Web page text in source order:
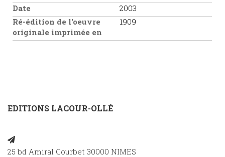
Date
2003
Ré-édition de l'oeuvre
originale imprimée en
1909
EDITIONS LACOUR-OLLÉ
25 bd Amiral Courbet 30000 NIMES